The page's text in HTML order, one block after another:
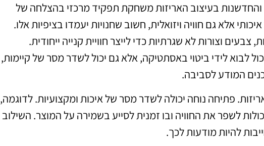
בעיצוב האריזות משחקת תפקיד מרכזי בהצלחה של
אלא גם חוויה ויזואלית, חשוב שחנויות יעמדו בציפיות אלו.
וצורות לא שגרתיות כדי לייצר חוויית קנייה ייחודית.
לבוא לידי ביטוי באסתטיקה, אלא גם יכול לשדר מסר של קיימות,
המודע לסביבה.
פתיחה נוחה יכולה לשדר מסר של איכות ומקצועיות. לדוגמה,
לשפר את החוויה ובו זמנית לסייע בשמירה על המוצר. השילוב
להיות מודעות לכך.